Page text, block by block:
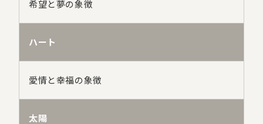
希望と夢の象徴
ハート
愛情と幸福の象徴
太陽